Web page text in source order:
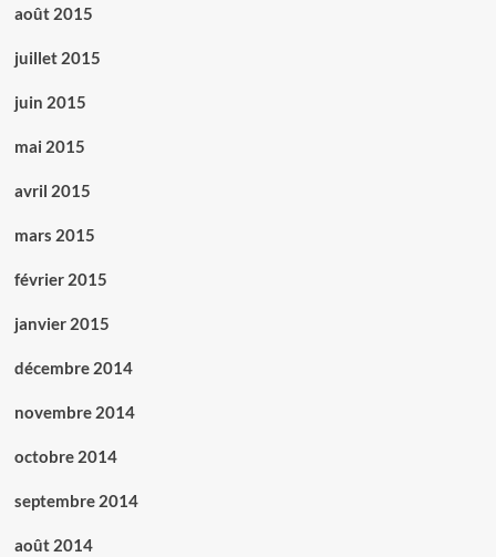
août 2015
juillet 2015
juin 2015
mai 2015
avril 2015
mars 2015
février 2015
janvier 2015
décembre 2014
novembre 2014
octobre 2014
septembre 2014
août 2014